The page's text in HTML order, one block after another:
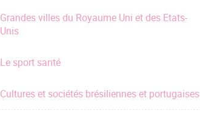
Grandes villes du Royaume Uni et des Etats-
Unis
Le sport santé
Cultures et sociétés brésiliennes et portugaises